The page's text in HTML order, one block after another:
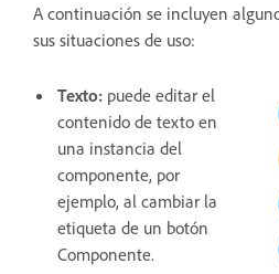
A continuación se incluyen
sus situaciones de uso:
Texto: puede editar el
contenido de texto en
una instancia del
componente, por
ejemplo, al cambiar la
etiqueta de un botón
Componente.